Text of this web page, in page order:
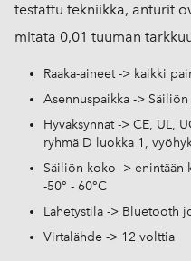
testattu tekniikka, anturit
mitata 0,01 tuuman
Raaka-aineet -> kaikki
Asennuspaikka ->
Hyväksynnät -> CE, UL,
ryhmä D luokka 1,
Säiliön koko -> enintään
-50° - 60°C
Lähetystila -> Bluetooth
Virtalähde -> 12 volttia